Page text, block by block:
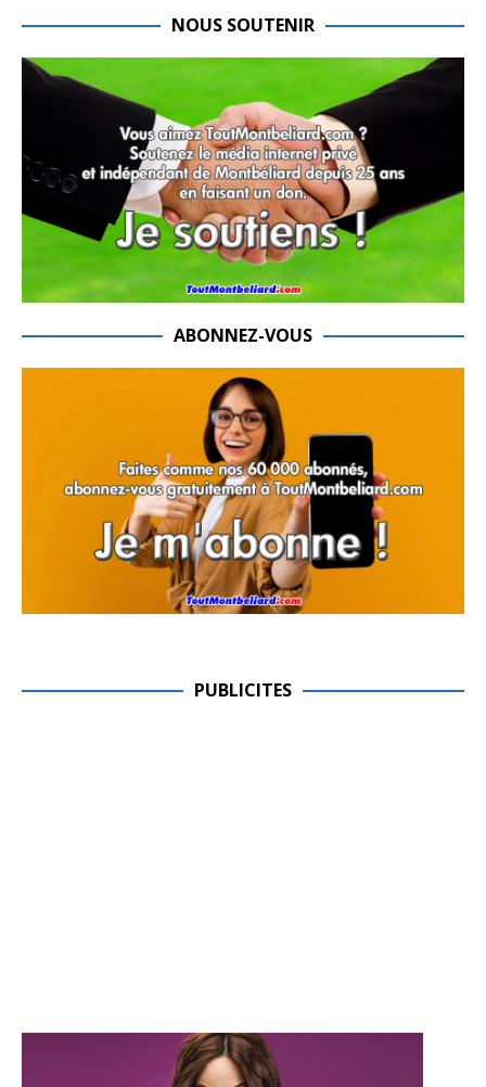
NOUS SOUTENIR
ABONNEZ-VOUS
PUBLICITES